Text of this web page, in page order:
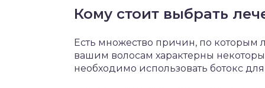
Кому стоит выбрать
Есть множество причин, по которым
вашим волосам характерны
необходимо использовать ботокс